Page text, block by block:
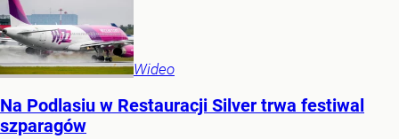
Wideo
Na Podlasiu w Restauracji Silver trwa festiwal
szparagów